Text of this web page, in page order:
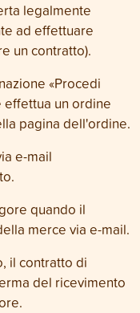
legalmente
ad effettuare
un contratto).
«Procedi
effettua un ordine
pagina dell'ordine.
e-mail
quando il
merce via e-mail.
il contratto di
del ricevimento